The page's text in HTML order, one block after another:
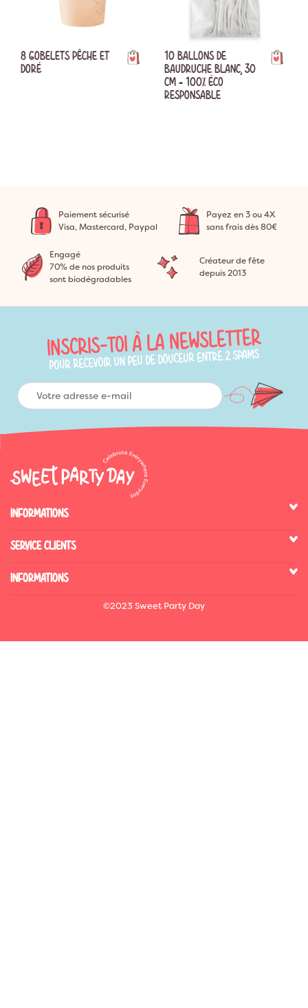
8 GOBELETS PÊCHE ET
DORÉ
10 BALLONS DE
BAUDRUCHE BLANC, 30
CM - 100% ÉCO
RESPONSABLE
Paiement sécurisé
Visa, Mastercard, Paypal
Payez en 3 ou 4X
sans frais dès 80€
Engagé
70% de nos produits
sont biodégradables
Créateur de fête
depuis 2013
INSCRIS-TOI À LA NEWSLETTER
POUR RECEVOIR UN PEU DE DOUCEUR ENTRE 2 SPAMS
INFORMATIONS
SERVICE CLIENTS
INFORMATIONS
©2023 Sweet Party Day